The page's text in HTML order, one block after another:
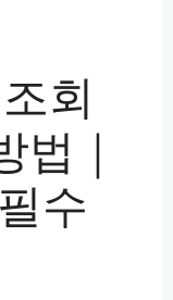
회
법｜
수